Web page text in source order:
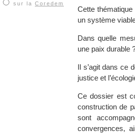
sur la Coredem
Cette
un système
Dans quelle
une paix durable
Il s’agit dans ce
justice et
Ce dossier est
construction de
sont
convergences,